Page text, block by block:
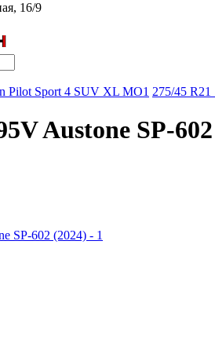
16/9
Pilot Sport 4 SUV XL MO1 275/45
Austone SP-